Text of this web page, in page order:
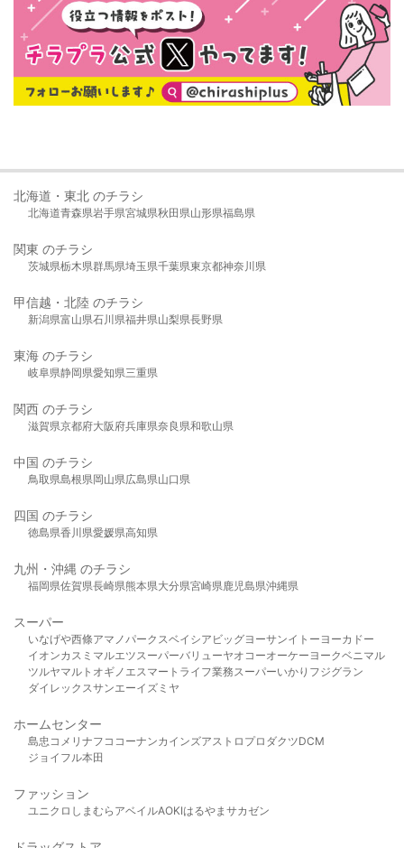
北海道・東北 のチラシ
北海道青森県岩手県宮城県秋田県山形県福島県
関東 のチラシ
茨城県栃木県群馬県埼玉県千葉県東京都神奈川県
甲信越・北陸 のチラシ
新潟県富山県石川県福井県山梨県長野県
東海 のチラシ
岐阜県静岡県愛知県三重県
関西 のチラシ
滋賀県京都府大阪府兵庫県奈良県和歌山県
中国 のチラシ
鳥取県島根県岡山県広島県山口県
四国 のチラシ
徳島県香川県愛媛県高知県
九州・沖縄 のチラシ
福岡県佐賀県長崎県熊本県大分県宮崎県鹿児島県沖縄県
スーパー
いなげや西條アマノパークスベイシア ビッグヨーサンイトーヨーカドー
イオンカスミ マルエツスーパーバリューヤオコーオーケー ヨークベニマル
ツルヤマルト オギノ エスマート ライフ業務スーパーいかり フジグラン
ダイレックスサンエーイズミヤ
ホームセンター
島忠 コメリ ナフコ コーナンカインズアストロプロダクツDCM
ジョイフル本田
ファッション
ユニクロ しまむら アベイルAOKIはるやま サカゼン